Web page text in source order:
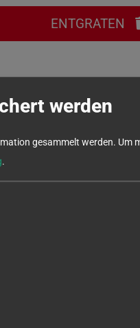
ENTGRATEN
werden
gesammelt werden. Um
.